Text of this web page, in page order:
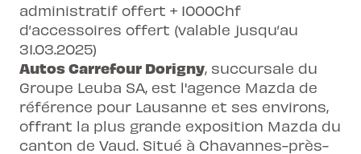
administratif offert + 1000Chf
d’accessoires offert (valable jusqu’au
31.03.2025)
Autos Carrefour Dorigny, succursale du
Groupe Leuba SA, est l'agence Mazda de
référence pour Lausanne et ses environs,
offrant la plus grande exposition Mazda du
canton de Vaud. Situé à Chavannes-près-